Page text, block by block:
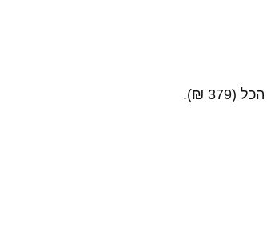
בין אם את מתעמלת קבועה, מתחילה או פשוט רוצה לנסות: תוכלי לבחור מבין מנוי חופשי (199 ₪), מנוי סטודיו (299 ₪), או מנוי הכולל הכל (379 ₪).